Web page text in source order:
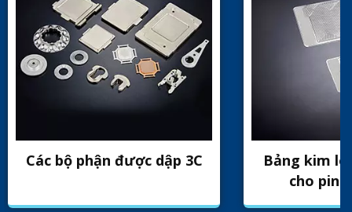
Các bộ phận được dập 3C
Bảng kim
cho pin